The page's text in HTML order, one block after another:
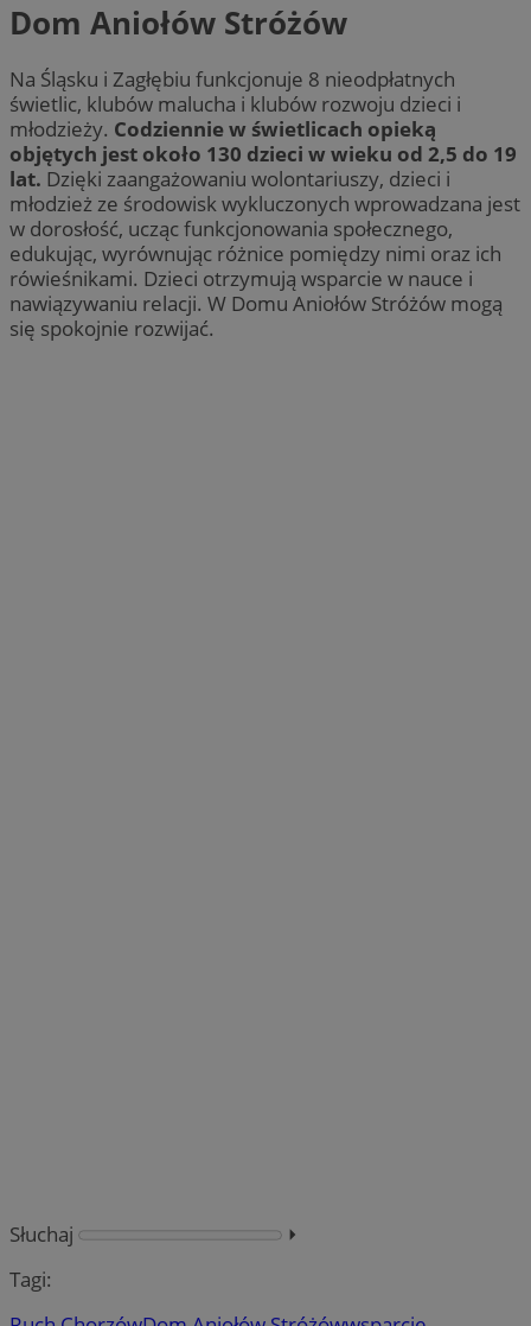
Dom Aniołów Stróżów
Na Śląsku i Zagłębiu funkcjonuje 8 nieodpłatnych
świetlic, klubów malucha i klubów rozwoju dzieci i
młodzieży. Codziennie w świetlicach opieką
objętych jest około 130 dzieci w wieku od 2,5 do 19
lat. Dzięki zaangażowaniu wolontariuszy, dzieci i
młodzież ze środowisk wykluczonych wprowadzana jest
w dorosłość, ucząc funkcjonowania społecznego,
edukując, wyrównując różnice pomiędzy nimi oraz ich
rówieśnikami. Dzieci otrzymują wsparcie w nauce i
nawiązywaniu relacji. W Domu Aniołów Stróżów mogą
się spokojnie rozwijać.
Słuchaj
⏵︎
Tagi: